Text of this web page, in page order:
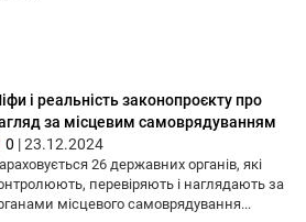
і реальність законопроєкту про
за місцевим самоврядуванням
0 |23.12.2024
26 державних органів, які
перевіряють і наглядають за
місцевого самоврядування...